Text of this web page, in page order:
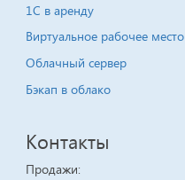
1C в аренду
Виртуальное рабочее место
Облачный сервер
Бэкап в облако
Контакты
Продажи: